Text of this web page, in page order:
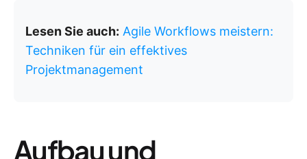
Lesen Sie auch: Agile Workflows meistern:
Techniken für ein effektives
Projektmanagement
Aufbau und